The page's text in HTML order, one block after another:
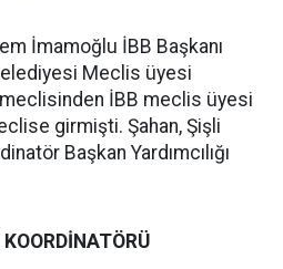
İmamoğlu İBB Başkanı
Meclis üyesi
İBB meclis üyesi
girmişti. Şahan, Şişli
Başkan Yardımcılığı